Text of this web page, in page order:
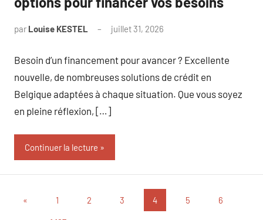
par Louise KESTEL juillet 31, 2026
Besoin d’un financement pour avancer ? Excellente
nouvelle, de nombreuses solutions de crédit en
Belgique adaptées à chaque situation. Que vous soyez
en pleine réflexion, […]
Continuer la lecture
Pagination
« Publications
1 2 3 4 5 6